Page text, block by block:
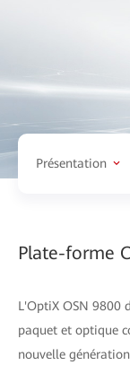
Présentation
Plate-forme
L'OptiX OSN 9800
paquet et optique
nouvelle